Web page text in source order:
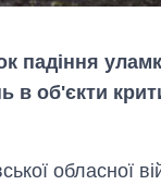
падіння
в об'єкти
обласної